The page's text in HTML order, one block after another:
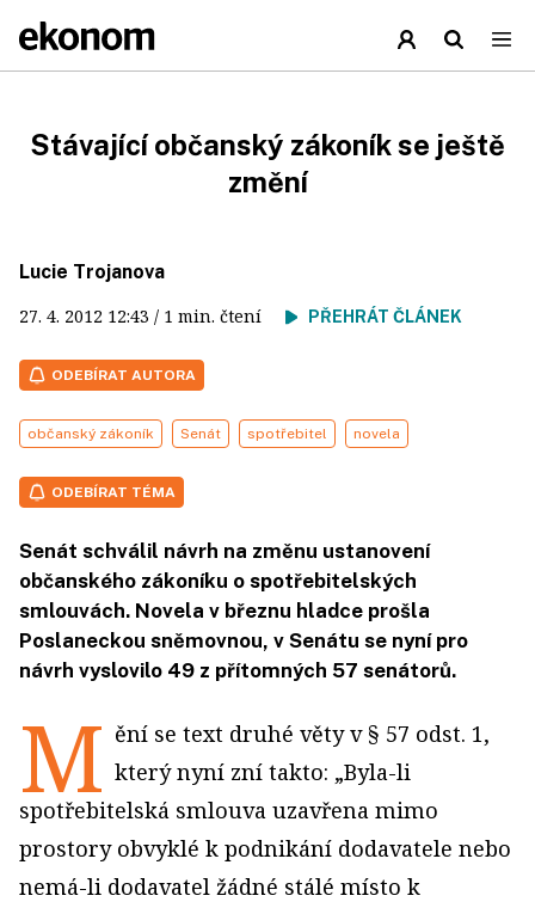
Stávající občanský zákoník se ještě
změní
Lucie Trojanova
27. 4. 2012 12:43 / 1 min. čtení PŘEHRÁT ČLÁNEK
ODEBÍRAT AUTORA
občanský zákoník Senát spotřebitel novela
ODEBÍRAT TÉMA
Senát schválil návrh na změnu ustanovení
občanského zákoníku o spotřebitelských
smlouvách. Novela v březnu hladce prošla
Poslaneckou sněmovnou, v Senátu se nyní pro
návrh vyslovilo 49 z přítomných 57 senátorů.
M ění se text druhé věty v § 57 odst. 1,
který nyní zní takto: „Byla-li
spotřebitelská smlouva uzavřena mimo
prostory obvyklé k podnikání dodavatele nebo
nemá-li dodavatel žádné stálé místo k